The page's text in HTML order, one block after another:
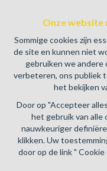
Onze website
Sommige cookies zijn
de site en kunnen niet
gebruiken we andere
verbeteren, ons publiek
het bekijken
Door op "Accepteer
het gebruik van alle
nauwkeuriger
klikken. Uw
door op de link "
Beroepinstituut van
16B - 1000 Brussel
BA en borgstelling via
Brussel (polisnr.
activiteiten
Algemene